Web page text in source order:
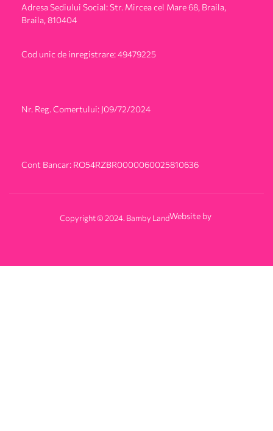
Adresa Sediului Social: Str. Mircea cel Mare 68, Braila,
Braila, 810404
Cod unic de inregistrare: 49479225
Nr. Reg. Comertului: J09/72/2024
Cont Bancar: RO54RZBR0000060025810636
Copyright © 2024. Bamby LandWebsite by